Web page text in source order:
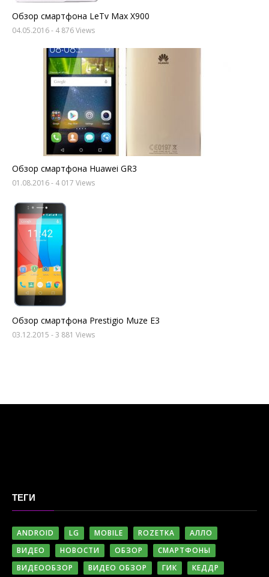
Обзор смартфона LeTv Max X900
04.05.2016- 4 876 Views
Обзор смартфона Huawei GR3
01.08.2016- 4 017 Views
Обзор смартфона Prestigio Muze E3
03.12.2015 - 3 881 Views
ТЕГИ
ANDROID LG MOBILE ROZETKA
АЛЛО
ВИДЕО
НОВОСТИ ОБЗОР
СМАРТФОНЫ
ВИДЕООБЗОР
ВИДЕО ОБЗОР ГИК КЕДДР